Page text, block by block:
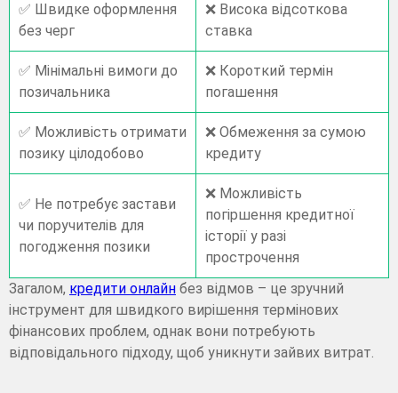
✅ Швидке оформлення
без черг
❌ Висока відсоткова
ставка
✅ Мінімальні вимоги до
позичальника
❌ Короткий термін
погашення
✅ Можливість отримати
позику цілодобово
❌ Обмеження за сумою
кредиту
✅ Не потребує застави
чи поручителів для
погодження позики
❌ Можливість
погіршення кредитної
історії у разі
прострочення
Загалом, кредити онлайн без відмов – це зручний
інструмент для швидкого вирішення термінових
фінансових проблем, однак вони потребують
відповідального підходу, щоб уникнути зайвих витрат.